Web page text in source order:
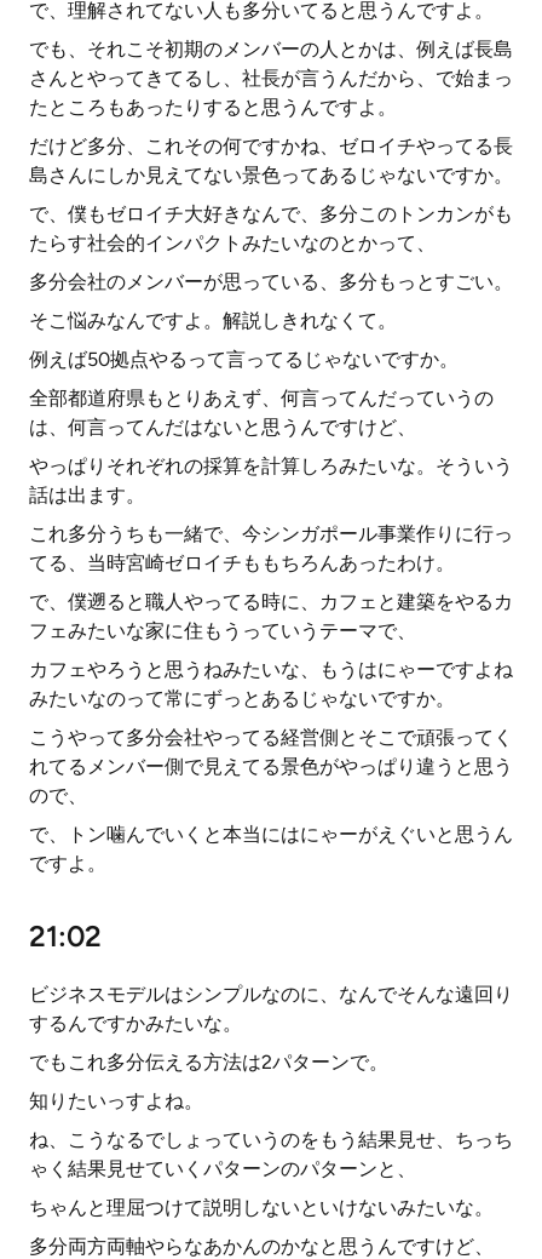
で、理解されてない人も多分いてると思うんですよ。
でも、それこそ初期のメンバーの人とかは、例えば長島
さんとやってきてるし、社長が言うんだから、で始まっ
たところもあったりすると思うんですよ。
だけど多分、これその何ですかね、ゼロイチやってる長
島さんにしか見えてない景色ってあるじゃないですか。
で、僕もゼロイチ大好きなんで、多分このトンカンがも
たらす社会的インパクトみたいなのとかって、
多分会社のメンバーが思っている、多分もっとすごい。
そこ悩みなんですよ。解説しきれなくて。
例えば50拠点やるって言ってるじゃないですか。
全部都道府県もとりあえず、何言ってんだっていうの
は、何言ってんだはないと思うんですけど、
やっぱりそれぞれの採算を計算しろみたいな。そういう
話は出ます。
これ多分うちも一緒で、今シンガポール事業作りに行っ
てる、当時宮崎ゼロイチももちろんあったわけ。
で、僕遡ると職人やってる時に、カフェと建築をやるカ
フェみたいな家に住もうっていうテーマで、
カフェやろうと思うねみたいな、もうはにゃーですよね
みたいなのって常にずっとあるじゃないですか。
こうやって多分会社やってる経営側とそこで頑張ってく
れてるメンバー側で見えてる景色がやっぱり違うと思う
ので、
で、トン噛んでいくと本当にはにゃーがえぐいと思うん
ですよ。
21:02
ビジネスモデルはシンプルなのに、なんでそんな遠回り
するんですかみたいな。
でもこれ多分伝える方法は2パターンで。
知りたいっすよね。
ね、こうなるでしょっていうのをもう結果見せ、ちっち
ゃく結果見せていくパターンのパターンと、
ちゃんと理屈つけて説明しないといけないみたいな。
多分両方両軸やらなあかんのかなと思うんですけど、